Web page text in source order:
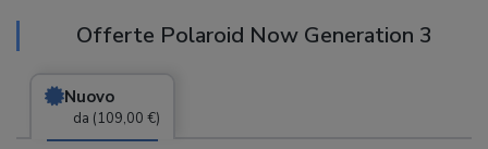
Offerte Polaroid Now Generation 3
Nuovo
da (109,00 €)